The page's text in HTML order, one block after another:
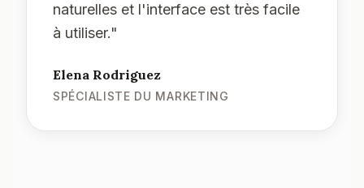
naturelles et l'interface est très facile
à utiliser."
Elena Rodriguez
SPÉCIALISTE DU MARKETING